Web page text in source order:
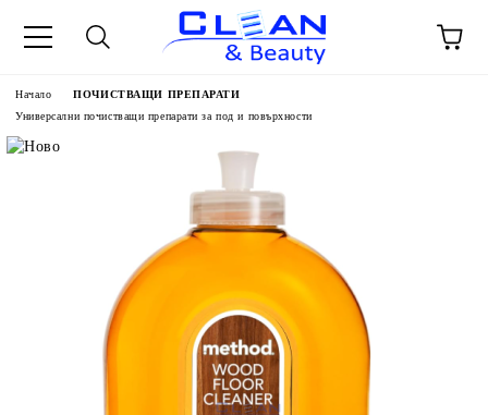
Начало
ПОЧИСТВАЩИ ПРЕПАРАТИ
Универсални почистващи препарати за под и повърхности